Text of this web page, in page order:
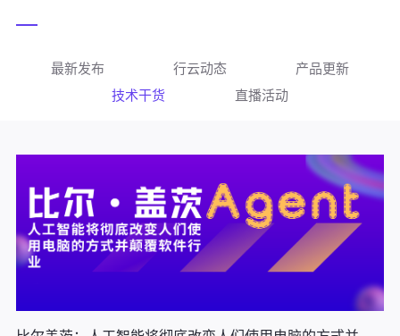
最新发布 行云动态
产品更新
技术干货
直播活动